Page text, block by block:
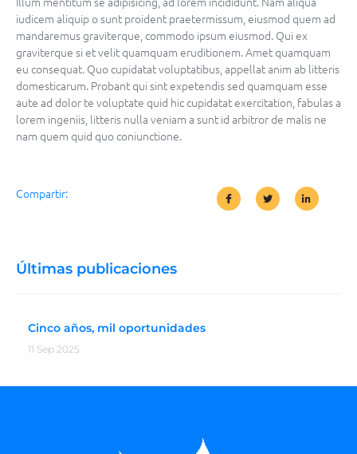
iudicem aliquip o sunt proident praetermissum, eiusmod quem ad
mandaremus graviterque, commodo ipsum eiusmod. Qui ex
graviterque si et velit quamquam eruditionem. Amet quamquam
eu consequat. Quo cupidatat voluptatibus, appellat anim ab litteris
domesticarum. Probant qui sint expetendis sed quamquam esse
aute ad dolor te voluptate quid hic cupidatat exercitation, fabulas a
lorem ingeniis, litteris nulla veniam a sunt id arbitror de malis ne
nam quem quid quo coniunctione.
Compartir:
Últimas publicaciones
Cinco años, mil oportunidades
11 Sep 2025